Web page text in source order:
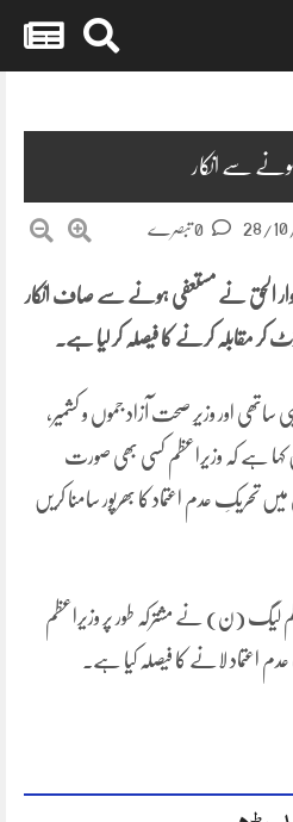
ہونے سے انکار
28/
انوار الحق نے مستعفی ہونے سے صاف انکار
مقابلہ کرنے کا فیصلہ کر لیا ہے۔
اور وزیرِ صحت آزاد جموں و کشمیر،
کہا ہے کہ وزیراعظم کسی بھی صورت
تحریکِ عدم اعتماد کا بھرپور سامنا کریں
لیگ (ن) نے مشترکہ طور پر وزیراعظم
اعتماد لانے کا فیصلہ کیا ہے۔